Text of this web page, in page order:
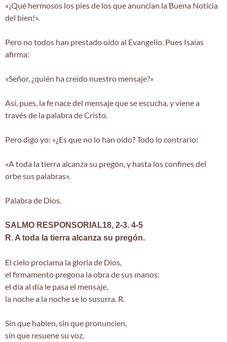
«¡Qué hermosos los pies de los que anuncian la Buena Noticia
del bien!».
Pero no todos han prestado oído al Evangelio. Pues Isaías
afirma:
«Señor, ¿quién ha creído nuestro mensaje?»
Así, pues, la fe nace del mensaje que se escucha, y viene a
través de la palabra de Cristo.
Pero digo yo: «¿Es que no lo han oído? Todo lo contrario:
«A toda la tierra alcanza su pregón, y hasta los confines del
orbe sus palabras».
Palabra de Dios.
SALMO RESPONSORIAL18, 2-3. 4-5
R. A toda la tierra alcanza su pregón.
El cielo proclama la gloria de Dios,
el firmamento pregona la obra de sus manos:
el día al día le pasa el mensaje,
la noche a la noche se lo susurra. R.
Sin que hablen, sin que pronuncien,
sin que resuene su voz,